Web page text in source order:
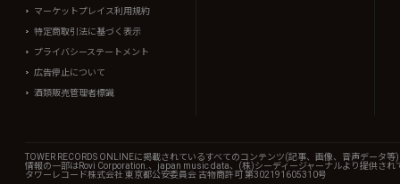
マーケットプレイス利用規約
特定商取引法に基づく表示
プライバシーステートメント
広告停止について
酒類販売管理者標識
TOWER RECORDS ONLINEに掲載されているすべてのコンテンツ(記事、画像、音声データ
情報の一部はRovi Corporation.、japan music data、(株)シーディージャーナルより提供され
タワーレコード株式会社 東京都公安委員会 古物商許可 第302191605310号